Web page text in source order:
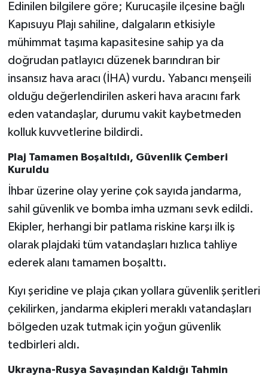
Edinilen bilgilere göre; Kurucaşile ilçesine bağlı
Kapısuyu Plajı sahiline, dalgaların etkisiyle
mühimmat taşıma kapasitesine sahip ya da
doğrudan patlayıcı düzenek barındıran bir
insansız hava aracı (İHA) vurdu. Yabancı menşeili
olduğu değerlendirilen askeri hava aracını fark
eden vatandaşlar, durumu vakit kaybetmeden
kolluk kuvvetlerine bildirdi.
Plaj Tamamen Boşaltıldı, Güvenlik Çemberi
Kuruldu
İhbar üzerine olay yerine çok sayıda jandarma,
sahil güvenlik ve bomba imha uzmanı sevk edildi.
Ekipler, herhangi bir patlama riskine karşı ilk iş
olarak plajdaki tüm vatandaşları hızlıca tahliye
ederek alanı tamamen boşalttı.
Kıyı şeridine ve plaja çıkan yollara güvenlik şeritleri
çekilirken, jandarma ekipleri meraklı vatandaşları
bölgeden uzak tutmak için yoğun güvenlik
tedbirleri aldı.
Ukrayna-Rusya Savaşından Kaldığı Tahmin
MAGAZİN
Politika
Resmi İlan
Röportaj
Sağlık
Spor
Ulusal
Yaşam